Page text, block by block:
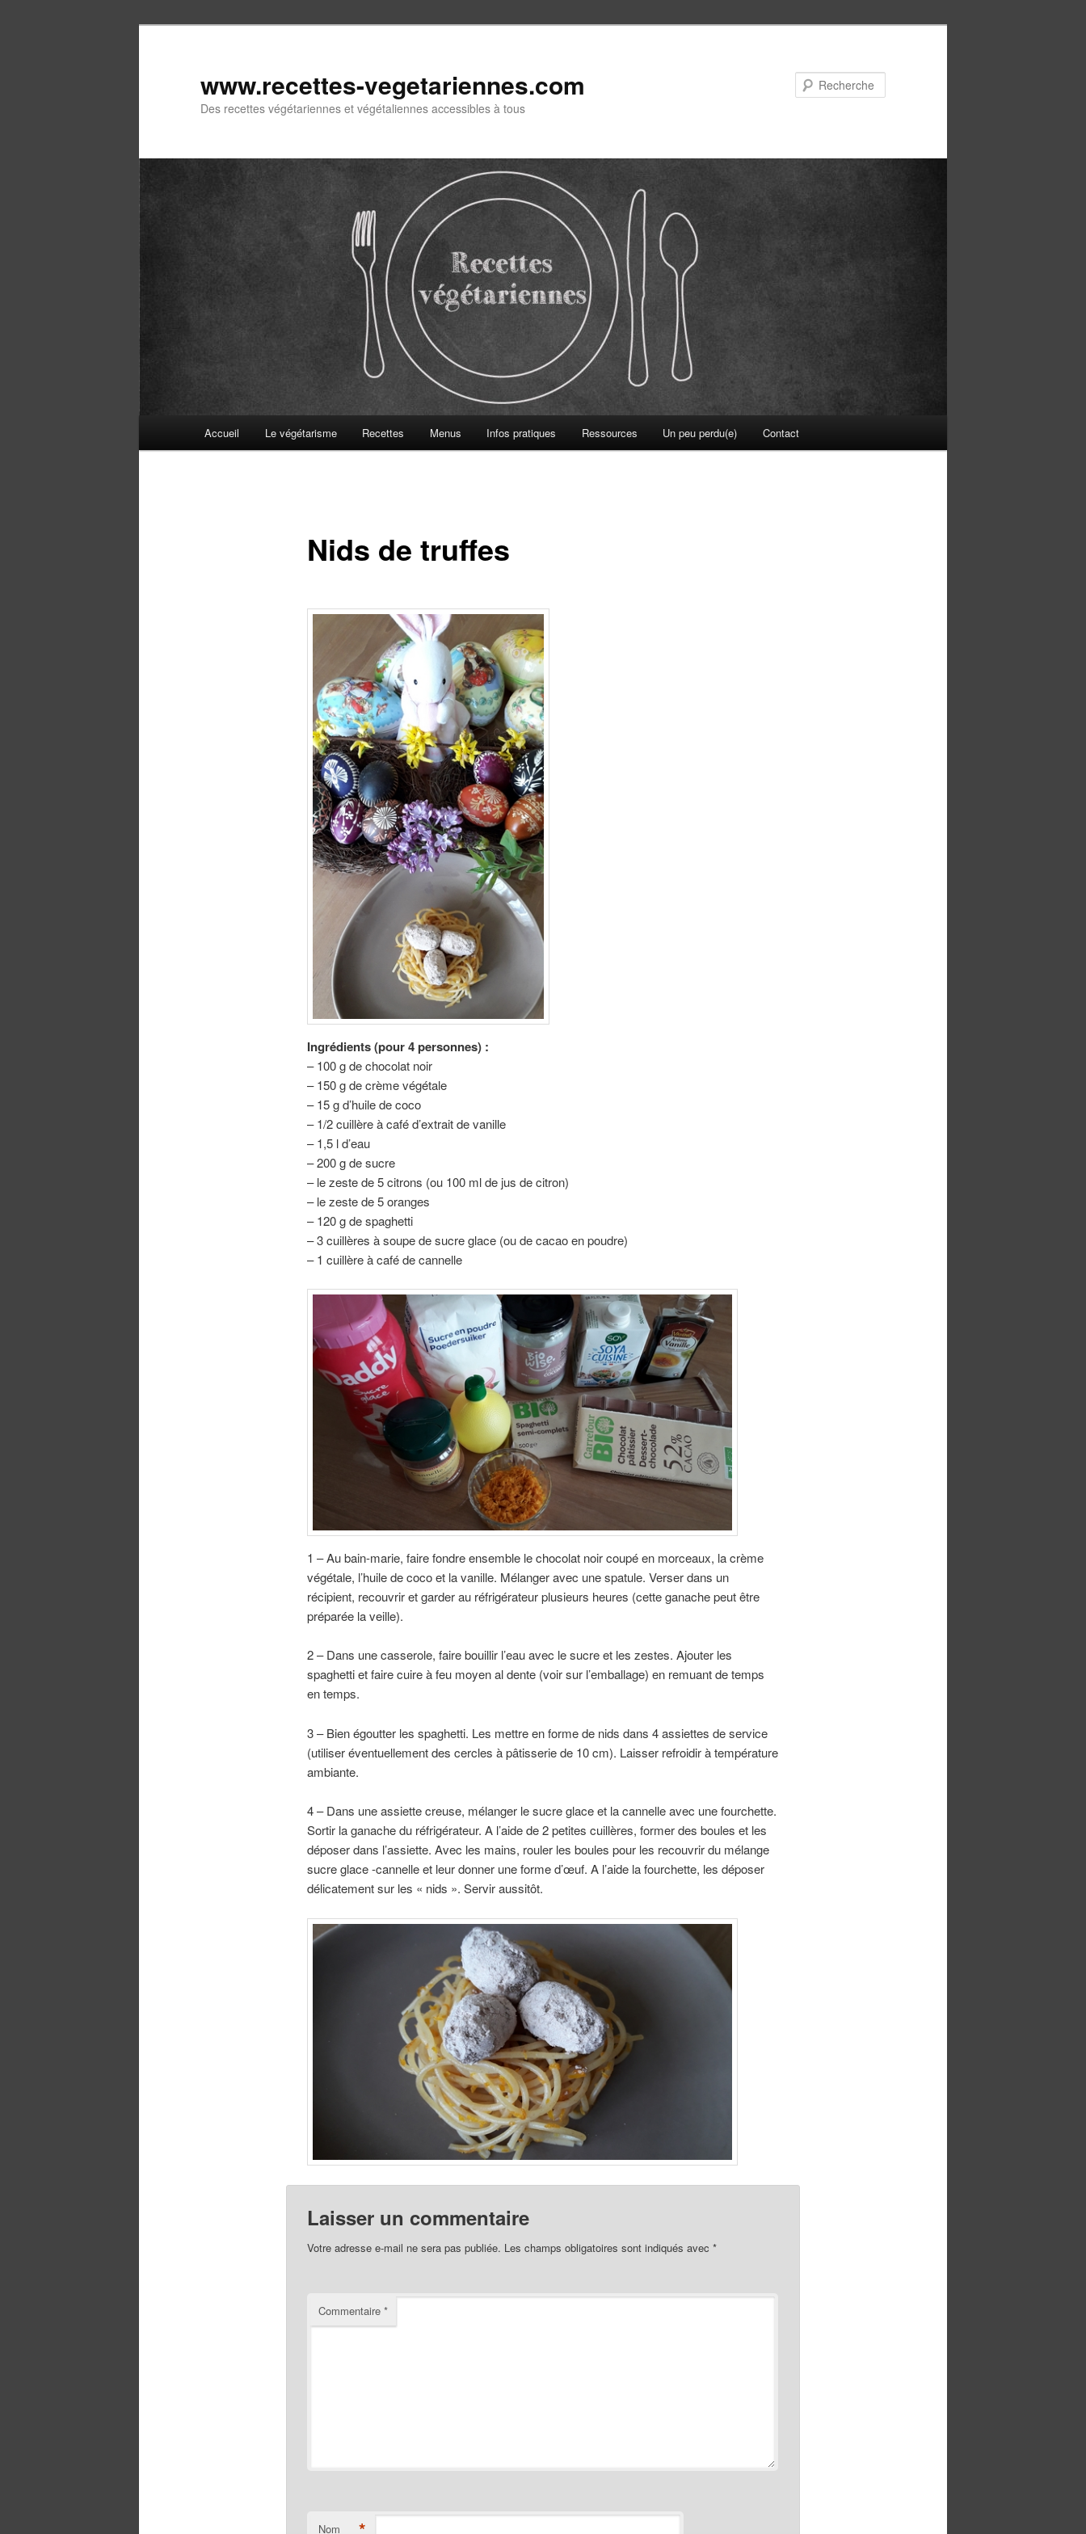
www.recettes-vegetariennes.com
Des recettes végétariennes et végétaliennes accessibles à tous
Accueil Le végétarisme Recettes Menus Infos pratiques Ressources Un peu perdu(e) Contact
Nids de truffes
Ingrédients (pour 4 personnes) :
– 100 g de chocolat noir
– 150 g de crème végétale
– 15 g d’huile de coco
– 1/2 cuillère à café d’extrait de vanille
– 1,5 l d’eau
– 200 g de sucre
– le zeste de 5 citrons (ou 100 ml de jus de citron)
– le zeste de 5 oranges
– 120 g de spaghetti
– 3 cuillères à soupe de sucre glace (ou de cacao en poudre)
– 1 cuillère à café de cannelle
1 – Au bain-marie, faire fondre ensemble le chocolat noir coupé en morceaux, la crème
végétale, l’huile de coco et la vanille. Mélanger avec une spatule. Verser dans un
récipient, recouvrir et garder au réfrigérateur plusieurs heures (cette ganache peut être
préparée la veille).
2 – Dans une casserole, faire bouillir l’eau avec le sucre et les zestes. Ajouter les
spaghetti et faire cuire à feu moyen al dente (voir sur l’emballage) en remuant de temps
en temps.
3 – Bien égoutter les spaghetti. Les mettre en forme de nids dans 4 assiettes de service
(utiliser éventuellement des cercles à pâtisserie de 10 cm). Laisser refroidir à température
ambiante.
4 – Dans une assiette creuse, mélanger le sucre glace et la cannelle avec une fourchette.
Sortir la ganache du réfrigérateur. A l’aide de 2 petites cuillères, former des boules et les
déposer dans l’assiette. Avec les mains, rouler les boules pour les recouvrir du mélange
sucre glace -cannelle et leur donner une forme d’œuf. A l’aide la fourchette, les déposer
délicatement sur les « nids ». Servir aussitôt.
Laisser un commentaire
Votre adresse e-mail ne sera pas publiée. Les champs obligatoires sont indiqués avec *
Commentaire *
Nom